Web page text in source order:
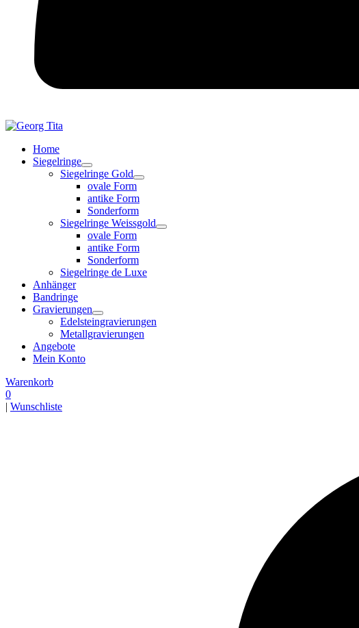
Home
Siegelringe
Siegelringe Gold
ovale Form
antike Form
Sonderform
Siegelringe Weissgold
ovale Form
antike Form
Sonderform
Siegelringe de Luxe
Anhänger
Bandringe
Gravierungen
Edelsteingravierungen
Metallgravierungen
Angebote
Mein Konto
Warenkorb
0
| Wunschliste